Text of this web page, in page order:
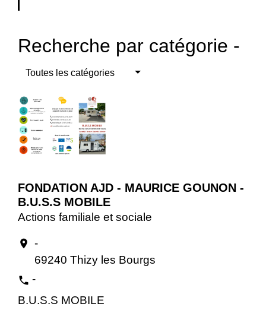
Recherche par catégorie -
Toutes les catégories
FONDATION AJD - MAURICE GOUNON -
B.U.S.S MOBILE
Actions familiale et sociale
location_on -
69240 Thizy les Bourgs
phone -
B.U.S.S MOBILE